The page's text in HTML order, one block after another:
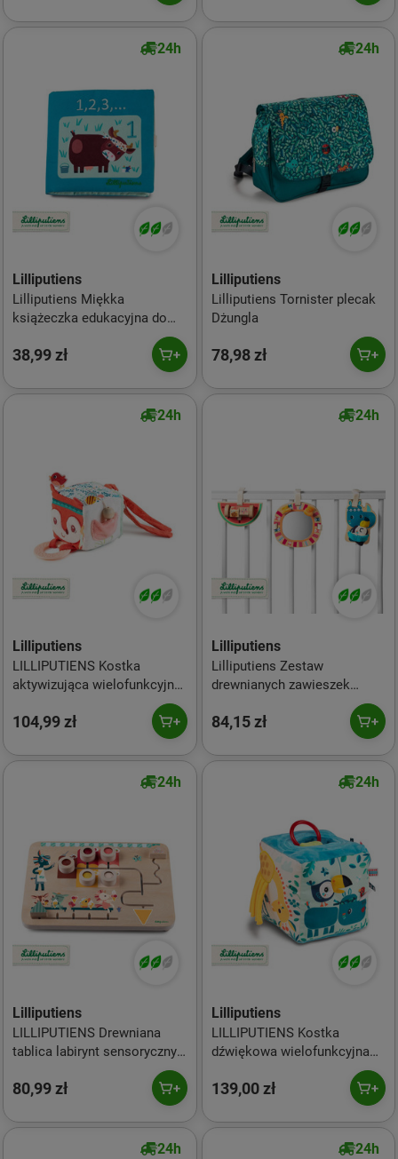
24h
Lilliputiens
Lilliputiens Miękka
książeczka edukacyjna do
nauki liczenia 1, 2, 3... 18 m+
38,99 zł
24h
Lilliputiens
Lilliputiens Tornister plecak
Dżungla
78,98 zł
24h
Lilliputiens
LILLIPUTIENS Kostka
aktywizująca wielofunkcyjna
104,99 zł
24h
Lilliputiens
Lilliputiens Zestaw
drewnianych zawieszek
aktywizujących Nosorożec
Marius 9 m+
84,15 zł
24h
Lilliputiens
LILLIPUTIENS Drewniana
tablica labirynt sensoryczny
80,99 zł
24h
Lilliputiens
LILLIPUTIENS Kostka
dźwiękowa wielofunkcyjna
139,00 zł
24h 24h